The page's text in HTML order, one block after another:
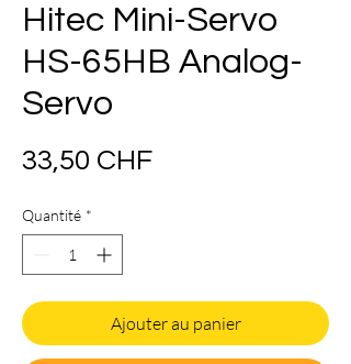
Hitec Mini-Servo
HS-65HB Analog-
Servo
33,50 CHFPrix
Quantité *
Ajouter au panier